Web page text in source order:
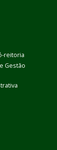
reitoria
Gestão